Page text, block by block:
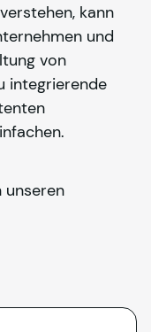
kann
und
von
integrierende
unseren